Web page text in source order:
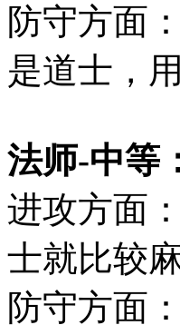
防守方面
是道士，
法师-中等
进攻方面
士就比较麻
防守方面